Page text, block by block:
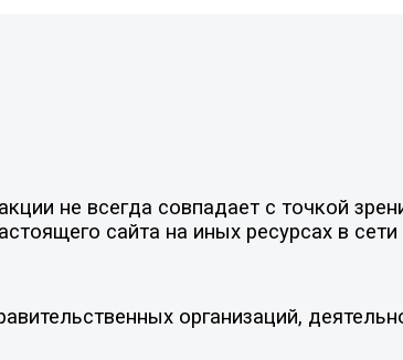
не всегда совпадает с точкой
сайта на иных ресурсах в
организаций,